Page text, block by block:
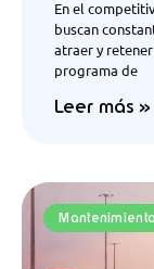
En el
buscan
atraer y
programa de
Leer más »
Mantenimiento